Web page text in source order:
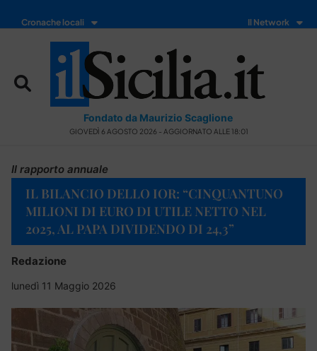
Cronache locali Il Network
Fondato da Maurizio Scaglione
GIOVEDÌ 6 AGOSTO 2026 - AGGIORNATO ALLE 18:01
Il rapporto annuale
IL BILANCIO DELLO IOR: “CINQUANTUNO
MILIONI DI EURO DI UTILE NETTO NEL
2025, AL PAPA DIVIDENDO DI 24,3”
Redazione
lunedì 11 Maggio 2026